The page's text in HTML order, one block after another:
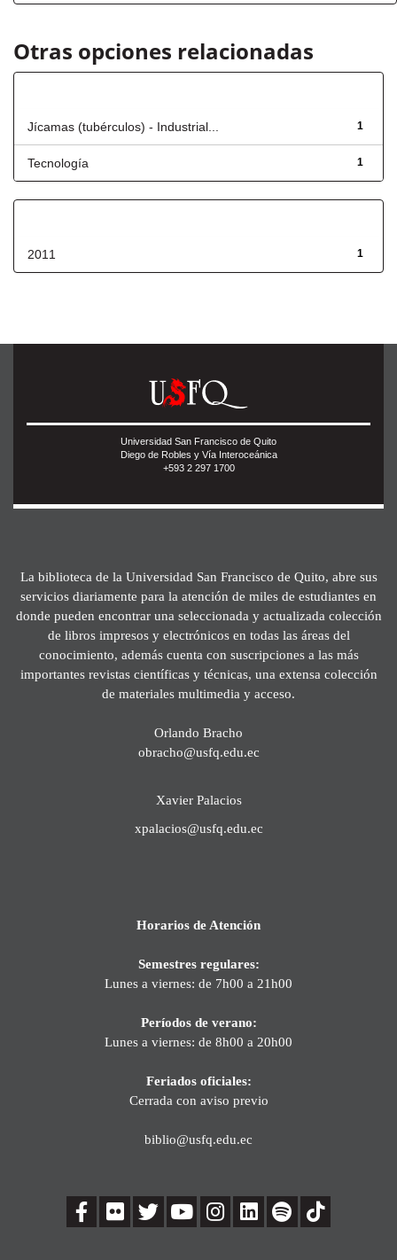
Otras opciones relacionadas
1
Jícamas (tubérculos) - Industrial...
1
Tecnología
1
2011
Universidad San Francisco de Quito
Diego de Robles y Vía Interoceánica
+593 2 297 1700
La biblioteca de la Universidad San Francisco de Quito, abre sus
servicios diariamente para la atención de miles de estudiantes en
donde pueden encontrar una seleccionada y actualizada colección
de libros impresos y electrónicos en todas las áreas del
conocimiento, además cuenta con suscripciones a las más
importantes revistas científicas y técnicas, una extensa colección
de materiales multimedia y acceso.
Orlando Bracho
obracho@usfq.edu.ec
Xavier Palacios
xpalacios@usfq.edu.ec
Horarios de Atención
Semestres regulares:
Lunes a viernes: de 7h00 a 21h00
Períodos de verano:
Lunes a viernes: de 8h00 a 20h00
Feriados oficiales:
Cerrada con aviso previo
biblio@usfq.edu.ec